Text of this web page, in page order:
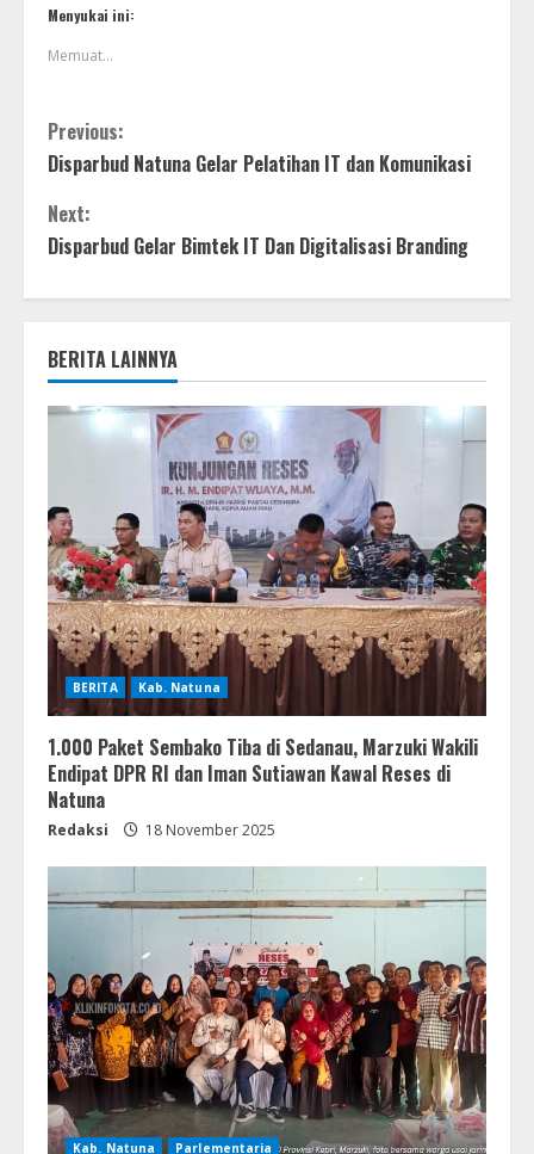
Menyukai ini:
Memuat...
Previous:
Disparbud Natuna Gelar Pelatihan IT dan Komunikasi
Next:
Disparbud Gelar Bimtek IT Dan Digitalisasi Branding
BERITA LAINNYA
BERITA Kab. Natuna
1.000 Paket Sembako Tiba di Sedanau, Marzuki Wakili
Endipat DPR RI dan Iman Sutiawan Kawal Reses di
Natuna
Redaksi 18 November 2025
Kab. Natuna Parlementaria